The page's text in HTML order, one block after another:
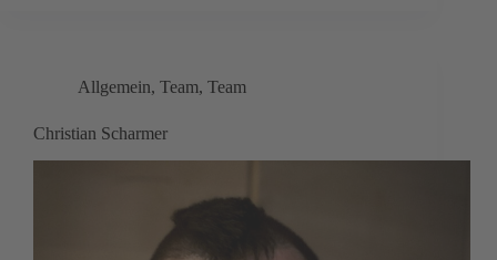
Allgemein, Team, Team
Christian Scharmer